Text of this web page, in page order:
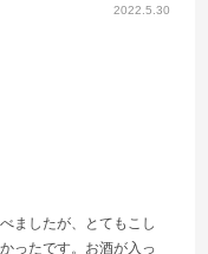
2022.5.30
ましたが、とてもこし
ったです。お酒が入っ